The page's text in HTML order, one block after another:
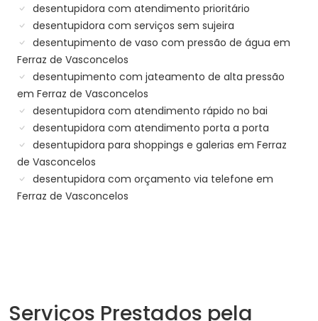
desentupidora com atendimento prioritário
desentupidora com serviços sem sujeira
desentupimento de vaso com pressão de água em
Ferraz de Vasconcelos
desentupimento com jateamento de alta pressão
em Ferraz de Vasconcelos
desentupidora com atendimento rápido no bai
desentupidora com atendimento porta a porta
desentupidora para shoppings e galerias em Ferraz
de Vasconcelos
desentupidora com orçamento via telefone em
Ferraz de Vasconcelos
Serviços Prestados pela